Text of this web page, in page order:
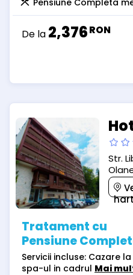
Pensiune Completa
De la 2,376RON
Str.
Tratament cu
Pensiune
Servicii incluse: Cazare
spa-ul in cadrul Mai